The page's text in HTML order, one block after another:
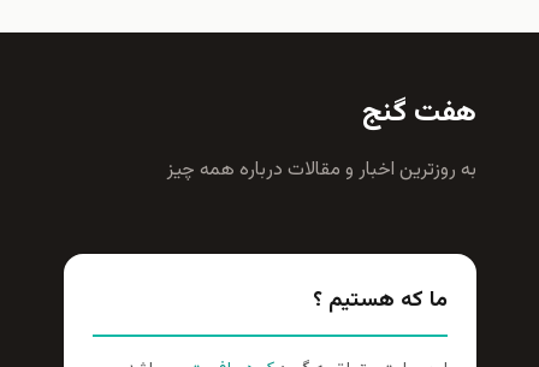
هفت گنج
به روزترين اخبار و مقالات درباره همه چيز
ما که هستیم ؟